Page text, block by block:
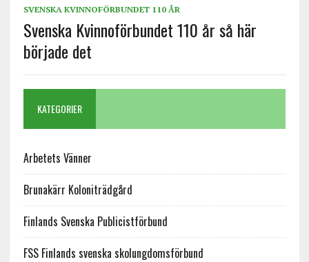
SVENSKA KVINNOFÖRBUNDET 110 ÅR
Svenska Kvinnoförbundet 110 år så här
började det
KATEGORIER
Arbetets Vänner
Brunakärr Koloniträdgård
Finlands Svenska Publicistförbund
FSS Finlands svenska skolungdomsförbund